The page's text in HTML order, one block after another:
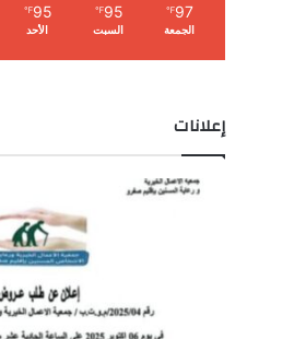
97
℉
الجمعة
95
℉
السبت
95
℉
الأحد
إعلانات